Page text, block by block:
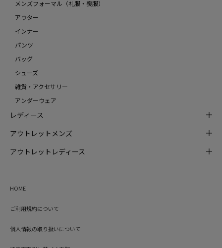
メンズフォーマル（礼服・喪服）
アウター
インナー
パンツ
バッグ
シューズ
雑貨・アクセサリー
アンダーウェア
レディース
アウトレットメンズ
アウトレットレディース
HOME
ご利用規約について
個人情報の取り扱いについて